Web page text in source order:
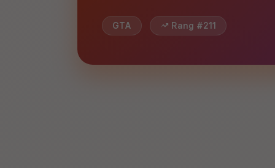
GTA Rang #211